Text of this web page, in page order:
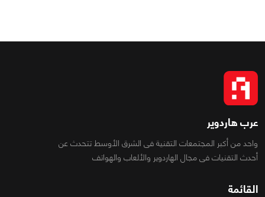
عرب هاردوير
واحد من أكبر المجتمعات التقنية فى الشرق الأوسط تتحدث عن
أحدث التقنيات فى مجال الهاردوير والألعاب والهواتف
القائمة